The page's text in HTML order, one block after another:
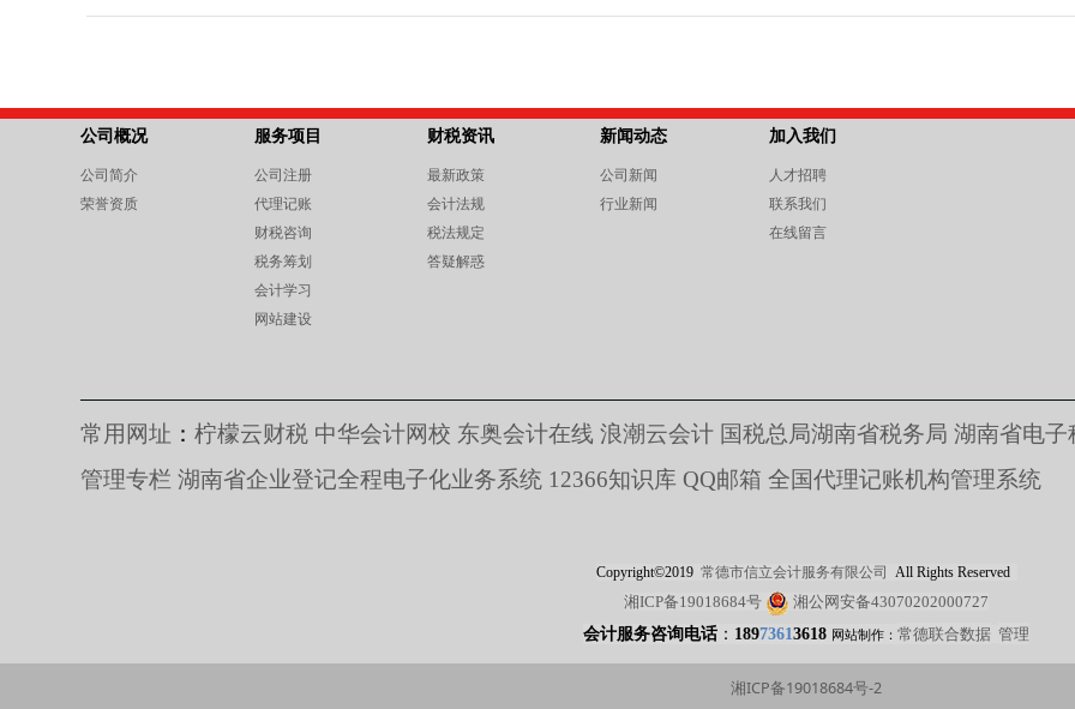
公司概况
公司简介
荣誉资质
服务项目
公司注册
代理记账
财税咨询
税务筹划
会计学习
网站建设
财税资讯
最新政策
会计法规
税法规定
答疑解惑
新闻动态
公司新闻
行业新闻
加入我们
人才招聘
联系我们
在线留言
常用网址 ：柠檬云财税 中华会计网校 东奥会计在线 浪潮云会计 国税总局湖南省税务局 湖南省电子
管理专栏 湖南省企业登记全程电子化业务系统 12366知识库 QQ邮箱全国代理记账机构管理系统
Copyright©2019 常德市信立会计服务有限公司 All Rights Reserved
湘ICP备19018684号
湘公网安备43070202000727
会计服务咨询电话 ： 18973613618 网站制作： 常德联合数据 管理
湘ICP备19018684号-2